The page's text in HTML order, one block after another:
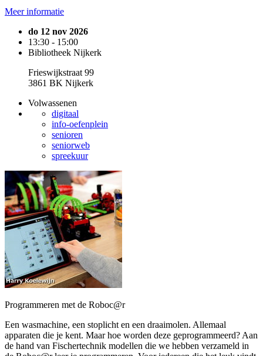
Meer informatie
do 12 nov 2026
13:30 - 15:00
Bibliotheek Nijkerk
Frieswijkstraat 99
3861 BK Nijkerk
Volwassenen
digitaal
info-oefenplein
senioren
seniorweb
spreekuur
Programmeren met de Roboc@r
Een wasmachine, een stoplicht en een draaimolen. Allemaal
apparaten die je kent. Maar hoe worden deze geprogrammeerd? Aan
de hand van Fischertechnik modellen die we hebben verzameld in